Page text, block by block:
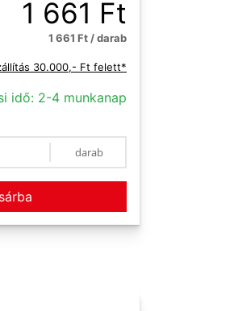
1 661 Ft
1 661 Ft / darab
30.000,- Ft felett*
idő: 2-4 munkanap
darab